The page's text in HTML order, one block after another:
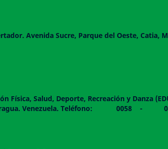
Avenida Sucre, Parque del Oeste, Catia,
Salud, Deporte, Recreación y Danza
Aragua. Venezuela. Teléfono: